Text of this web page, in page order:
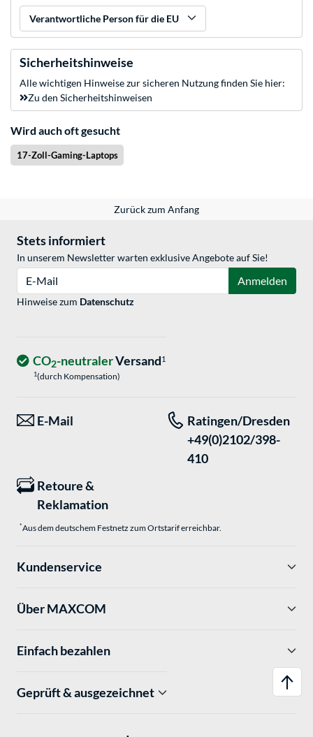
Verantwortliche Person für die EU
Sicherheitshinweise
Alle wichtigen Hinweise zur sicheren Nutzung finden Sie hier:
Zu den Sicherheitshinweisen
Wird auch oft gesucht
17-Zoll-Gaming-Laptops
Zurück zum Anfang
Stets informiert
In unserem Newsletter warten exklusive Angebote auf Sie!
Anmelden
Hinweise zum Datenschutz
CO2-neutralerVersand1
1(durch Kompensation)
E-Mail
Ratingen/Dresden
+49(0)2102/398-
410
Retoure &
Reklamation
*Aus dem deutschem Festnetz zum Ortstarif erreichbar.
Kundenservice
Über MAXCOM
Einfach bezahlen
Geprüft & ausgezeichnet